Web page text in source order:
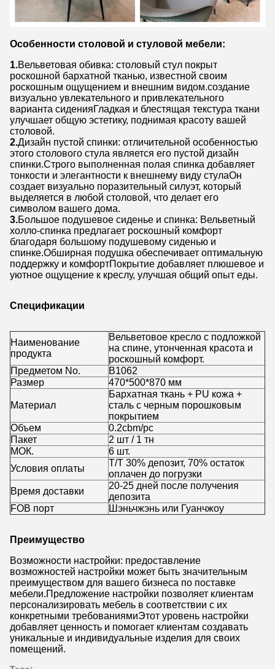
Особенности столовой и стуловой мебели:
1.Вельветовая обивка: столовый стул покрыт
роскошной бархатной тканью, известной своим
роскошным ощущением и внешним видом.создание
визуально увлекательного и привлекательного
варианта сиденияГладкая и блестящая текстура ткани
улучшает общую эстетику, поднимая красоту вашей
столовой.
2.Дизайн пустой спинки: отличительной особенностью
этого столового стула является его пустой дизайн
спинки.Строго выполненная полая спинка добавляет
тонкости и элегантности к внешнему виду стулаОн
создает визуально поразительный силуэт, который
выделяется в любой столовой, что делает его
символом вашего дома.
3.Большое подушевое сиденье и спинка: Вельветный
холло-спинка предлагает роскошный комфорт
благодаря большому подушевому сиденью и
спинке.Обширная подушка обеспечивает оптимальную
поддержку и комфортПокрытие добавляет плюшевое и
уютное ощущение к креслу, улучшая общий опыт еды.
Спецификации
Наименование
продукта
Вельветовое кресло с подложкой
на спине, утонченная красота и
роскошный комфорт.
Предметом No.
B1062
Размер
470*500*870 мм
Материал
Бархатная ткань + PU кожа +
сталь с черным порошковым
покрытием
Объем
0.2cbm/pc
Пакет
2 шт / 1 тн
МОК.
6 шт.
Условия оплаты
Т/Т 30% депозит, 70% остаток
оплачен до погрузки
Время доставки
20-25 дней после получения
депозита
FOB порт
Шэньчжэнь или Гуанчжоу
Преимущество
Возможности настройки: предоставление
возможностей настройки может быть значительным
преимуществом для вашего бизнеса по поставке
мебели.Предложение настройки позволяет клиентам
персонализировать мебель в соответствии с их
конкретными требованиямиЭтот уровень настройки
добавляет ценность и помогает клиентам создавать
уникальные и индивидуальные изделия для своих
помещений.